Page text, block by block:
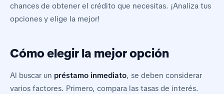
chances de obtener el crédito que necesitas. ¡Analiza tus
opciones y elige la mejor!
Cómo elegir la mejor opción
Al buscar un préstamo inmediato, se deben considerar
varios factores. Primero, compara las tasas de interés.